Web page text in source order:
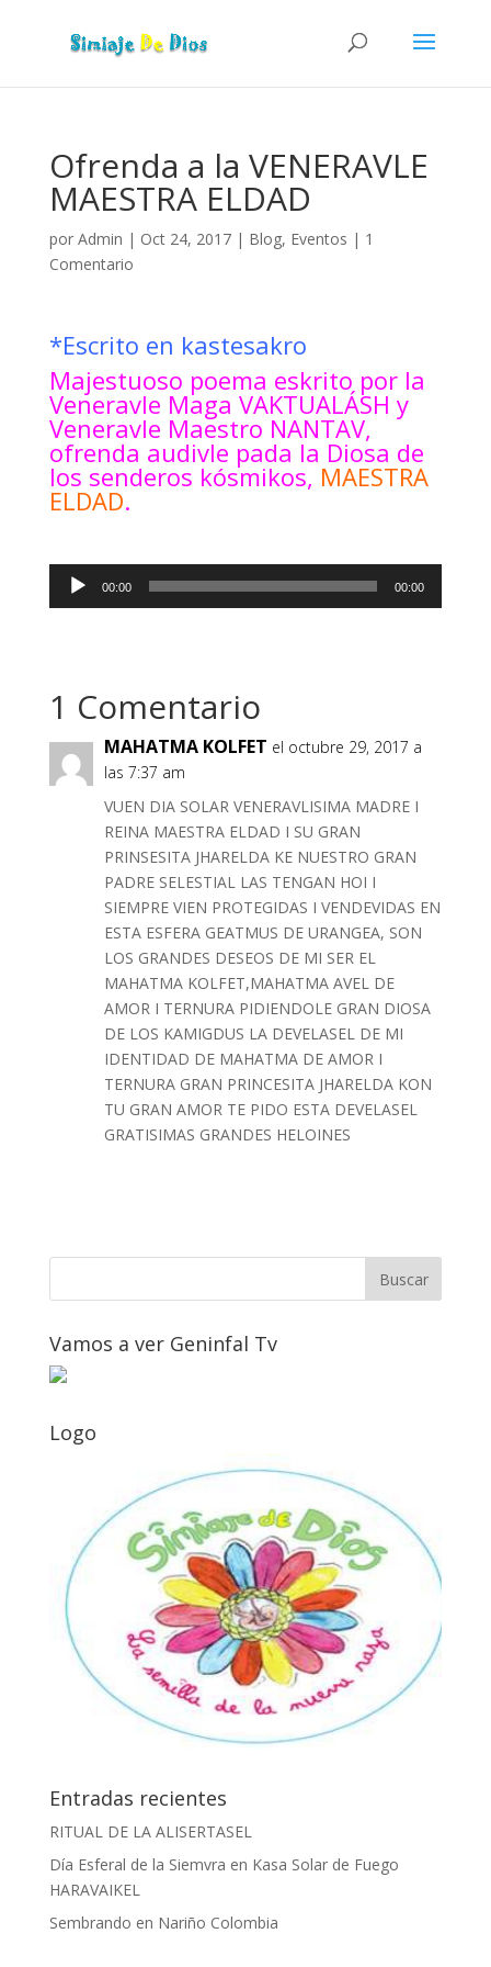
Ofrenda a la VENERAVLE
MAESTRA ELDAD
por Admin | Oct 24, 2017| Blog, Eventos | 1
Comentario
*Escrito en kastesakro
Majestuoso poema eskrito por la
Veneravle Maga VAKTUALÁSH y
Veneravle Maestro NANTAV,
ofrenda audivle pada la Diosa de
los senderos kósmikos, MAESTRA
ELDAD.
Reproductor
00:00 00:00
1 Comentario
MAHATMA KOLFET el octubre 29, 2017 a
las 7:37 am
VUEN DIA SOLAR VENERAVLISIMA MADRE I
REINA MAESTRA ELDAD I SU GRAN
PRINSESITA JHARELDA KE NUESTRO GRAN
PADRE SELESTIAL LAS TENGAN HOI I
SIEMPRE VIEN PROTEGIDAS I VENDEVIDAS EN
ESTA ESFERA GEATMUS DE URANGEA, SON
LOS GRANDES DESEOS DE MI SER EL
MAHATMA KOLFET,MAHATMA AVEL DE
AMOR I TERNURA PIDIENDOLE GRAN DIOSA
DE LOS KAMIGDUS LA DEVELASEL DE MI
IDENTIDAD DE MAHATMA DE AMOR I
TERNURA GRAN PRINCESITA JHARELDA KON
TU GRAN AMOR TE PIDO ESTA DEVELASEL
GRATISIMAS GRANDES HELOINES
Vamos a ver Geninfal Tv
Logo
Entradas recientes
RITUAL DE LA ALISERTASEL
Día Esferal de la Siemvra en Kasa Solar de Fuego
HARAVAIKEL
Sembrando en Nariño Colombia